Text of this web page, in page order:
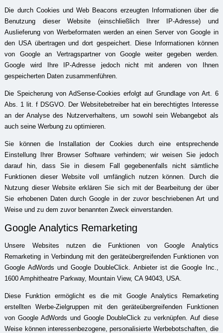
Die durch Cookies und Web Beacons erzeugten Informationen über die
Benutzung dieser Website (einschließlich Ihrer IP-Adresse) und
Auslieferung von Werbeformaten werden an einen Server von Google in
den USA übertragen und dort gespeichert. Diese Informationen können
von Google an Vertragspartner von Google weiter gegeben werden.
Google wird Ihre IP-Adresse jedoch nicht mit anderen von Ihnen
gespeicherten Daten zusammenführen.
Die Speicherung von AdSense-Cookies erfolgt auf Grundlage von Art. 6
Abs. 1 lit. f DSGVO. Der Websitebetreiber hat ein berechtigtes Interesse
an der Analyse des Nutzerverhaltens, um sowohl sein Webangebot als
auch seine Werbung zu optimieren.
Sie können die Installation der Cookies durch eine entsprechende
Einstellung Ihrer Browser Software verhindern; wir weisen Sie jedoch
darauf hin, dass Sie in diesem Fall gegebenenfalls nicht sämtliche
Funktionen dieser Website voll umfänglich nutzen können. Durch die
Nutzung dieser Website erklären Sie sich mit der Bearbeitung der über
Sie erhobenen Daten durch Google in der zuvor beschriebenen Art und
Weise und zu dem zuvor benannten Zweck einverstanden.
Google Analytics Remarketing
Unsere Websites nutzen die Funktionen von Google Analytics
Remarketing in Verbindung mit den geräteübergreifenden Funktionen von
Google AdWords und Google DoubleClick. Anbieter ist die Google Inc.,
1600 Amphitheatre Parkway, Mountain View, CA 94043, USA.
Diese Funktion ermöglicht es die mit Google Analytics Remarketing
erstellten Werbe-Zielgruppen mit den geräteübergreifenden Funktionen
von Google AdWords und Google DoubleClick zu verknüpfen. Auf diese
Weise können interessenbezogene, personalisierte Werbebotschaften, die